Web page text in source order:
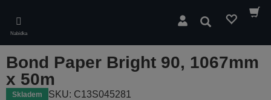
main
content
Nabídka
Hledat
Bond Paper Bright 90, 1067mm
x 50m
Skladem SKU: C13S045281